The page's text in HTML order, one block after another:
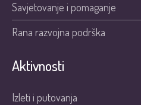
Savjetovanje i pomaganje
Rana razvojna podrška
Aktivnosti
Izleti i putovanja